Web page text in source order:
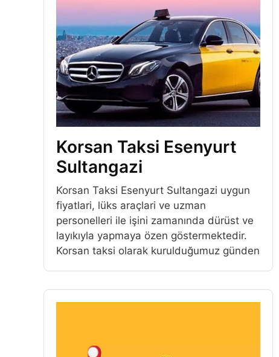
Korsan Taksi Esenyurt
Sultangazi
Korsan Taksi Esenyurt Sultangazi uygun
fiyatlari, lüks araçlari ve uzman
personelleri ile işini zamanında dürüst ve
layıkıyla yapmaya özen göstermektedir.
Korsan taksi olarak kurulduğumuz günden